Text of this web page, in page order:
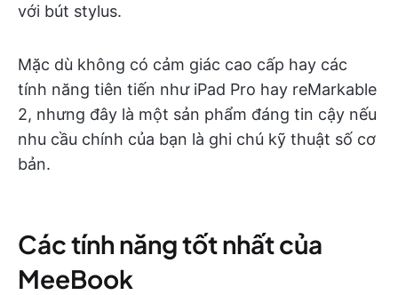
với bút stylus.
Mặc dù không có cảm giác cao cấp hay các
tính năng tiên tiến như iPad Pro hay reMarkable
2, nhưng đây là một sản phẩm đáng tin cậy nếu
nhu cầu chính của bạn là ghi chú kỹ thuật số cơ
bản.
Các tính năng tốt nhất của
MeeBook